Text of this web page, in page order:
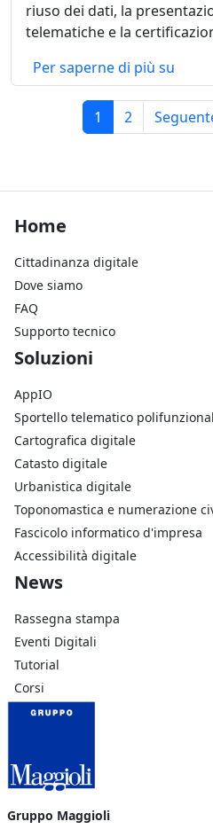
riuso dei dati, la
telematiche e la
Per saperne di più su
Paginazione
Pagina
1 Pagina
2 Pagina
Footer Home
Home
Cittadinanza digitale
Dove siamo
FAQ
Supporto tecnico
Footer Soluzioni
Soluzioni
AppIO
Sportello telematico
Cartografica digitale
Catasto digitale
Urbanistica digitale
Toponomastica e numerazione
Fascicolo informatico d'impresa
Accessibilità digitale
Footer Azienda
News
Rassegna stampa
Eventi Digitali
Tutorial
Corsi
Gruppo Maggioli